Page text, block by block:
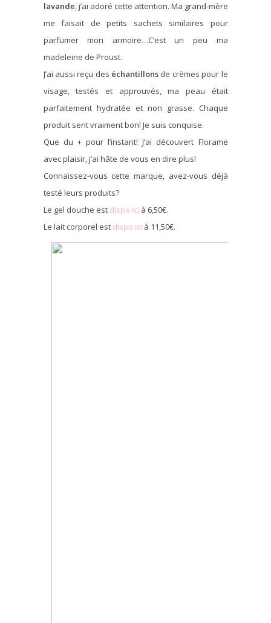
lavande, j’ai adoré cette attention. Ma grand-mère
me faisait de petits sachets similaires pour
parfumer mon armoire…C’est un peu ma
madeleine de Proust.
J’ai aussi reçu des échantillons de crèmes pour le
visage, testés et approuvés, ma peau était
parfaitement hydratée et non grasse. Chaque
produit sent vraiment bon! Je suis conquise.
Que du + pour l’instant! J’ai découvert Florame
avec plaisir, j’ai hâte de vous en dire plus!
Connaissez-vous cette marque, avez-vous déjà
testé leurs produits?
Le gel douche estdispo ici à 6,50€.
Le lait corporel est dispo ici à 11,50€.